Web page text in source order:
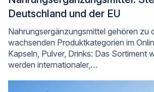
Deutschland und der EU
Nahrungsergänzungsmittel gehören zu
wachsenden Produktkategorien im
Kapseln, Pulver, Drinks: Das Sortiment
werden internationaler,…